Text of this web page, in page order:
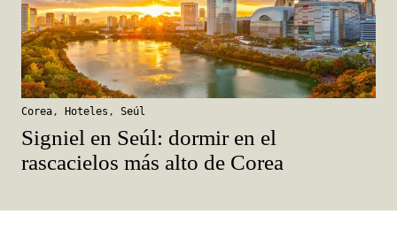
Corea, Hoteles , Seúl
Signiel en Seúl: dormir en el
rascacielos más alto de Corea